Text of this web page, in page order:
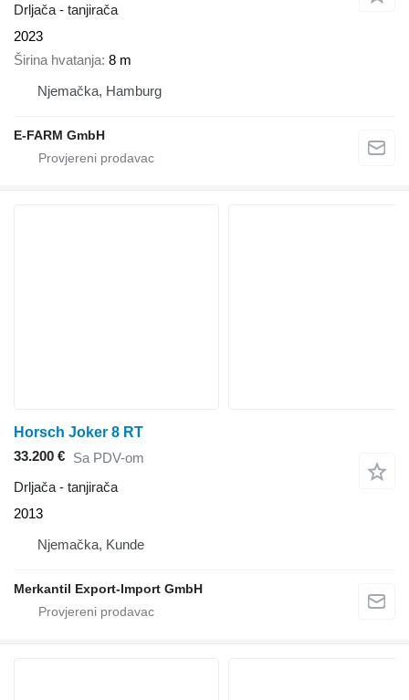
Drljača - tanjirača
2023
Širina hvatanja 8 m
Njemačka, Hamburg
E-FARM GmbH
Horsch Joker 8 RT
33.200 € Sa PDV-om
Drljača - tanjirača
2013
Njemačka, Kunde
Merkantil Export-Import GmbH